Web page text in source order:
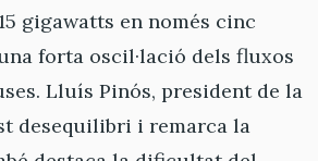
gigawatts en només cinc
forta oscil·lació dels fluxos
Lluís Pinós, president de la
desequilibri i remarca la